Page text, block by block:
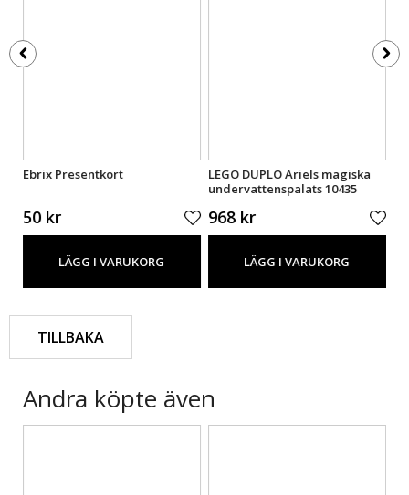
Ebrix Presentkort
50 kr
LÄGG I VARUKORG
LEGO DUPLO Ariels magiska
undervattenspalats 10435
968 kr
LÄGG I VARUKORG
TILLBAKA
Andra köpte även